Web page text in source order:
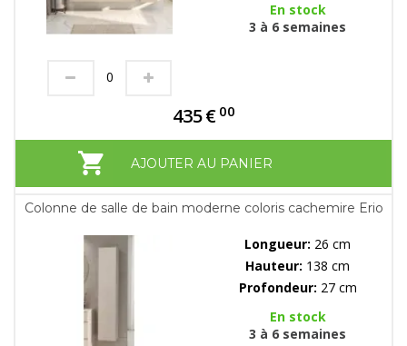
En stock
3 à 6 semaines
435€ 00
AJOUTER AU PANIER
Colonne de salle de bain moderne coloris cachemire Erio
Longueur: 26 cm
Hauteur: 138 cm
Profondeur: 27 cm
En stock
3 à 6 semaines